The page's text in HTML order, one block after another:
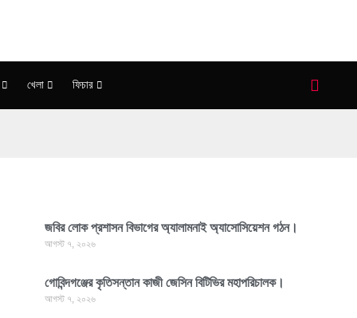
খেলা ফিচার
জবির লোক প্রশাসন বিভাগের অ্যালামনাই অ্যাসোসিয়েশন গঠন।
আগস্ট ৭, ২০২৬
গোবিন্দগঞ্জের কৃতিসন্তান কাজী জেসিন বিটিভির মহাপরিচালক।
আগস্ট ৭, ২০২৬